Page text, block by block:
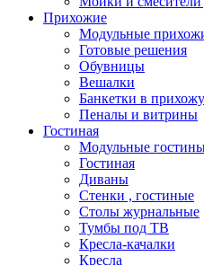
Прихожие
Модульные
Готовые решения
Обувницы
Вешалки
Банкетки в
Пеналы и витрины
Гостиная
Модульные
Гостиная
Диваны
Стенки , гостиные
Столы журнальные
Тумбы под ТВ
Кресла-качалки
Кресла